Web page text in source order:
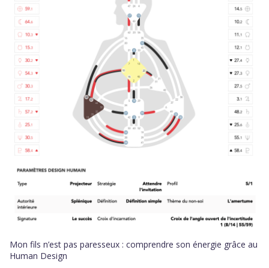
Mon fils n’est pas paresseux : comprendre son énergie grâce au
Human Design